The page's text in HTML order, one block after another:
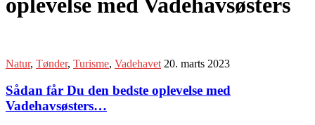
oplevelse med Vadehavsøsters
Natur, Tønder, Turisme, Vadehavet 20. marts 2023
Sådan får Du den bedste oplevelse med
Vadehavsøsters…